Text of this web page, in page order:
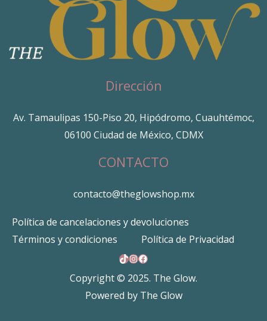
Dirección
Av. Tamaulipas 150-Piso 20, Hipódromo, Cuauhtémoc,
06100 Ciudad de México, CDMX
CONTACTO
contacto@theglowshop.mx
Política de cancelaciones y devoluciones
Términos y condiciones
Política de Privacidad
TikTok
Instagram
Facebook
Copyright © 2025. The Glow.
Powered by The Glow